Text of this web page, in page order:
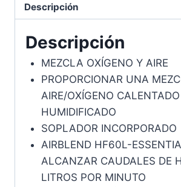
Descripción
Descripción
MEZCLA OXÍGENO Y AIRE
PROPORCIONAR UNA
AIRE/OXÍGENO
HUMIDIFICADO
SOPLADOR INCORPORADO
AIRBLEND HF60L-
ALCANZAR CAUDALES DE
LITROS POR MINUTO